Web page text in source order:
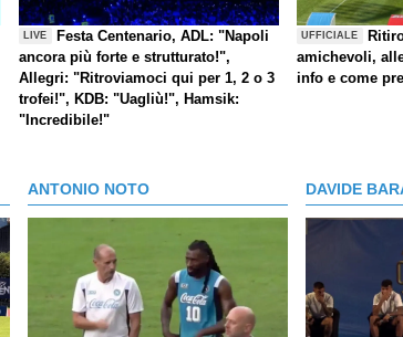
LIVE
Festa Centenario, ADL: "Napoli
ancora più forte e strutturato!",
Allegri: "Ritroviamoci qui per 1, 2 o 3
trofei!", KDB: "Uagliù!", Hamsik:
"Incredibile!"
UFFICIALE
amichevoli,
info e come
ANTONIO NOTO DAVIDE